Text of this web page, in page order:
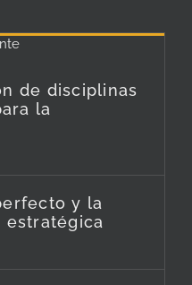
de disciplinas
la
y la
estratégica